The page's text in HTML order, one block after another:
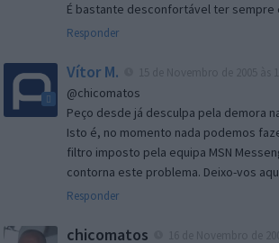
É bastante desconfortável ter sempre
Responder
Vítor M.
@chicomatos
Peço desde já desculpa pela demora
Isto é, no momento nada podemos
filtro imposto pela equipa MSN
contorna este problema. Deixo-vos
Responder
chicomatos